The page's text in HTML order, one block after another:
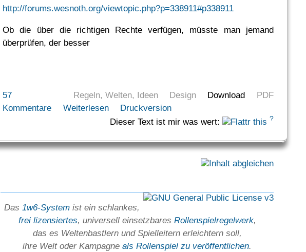
http://forums.wesnoth.org/viewtopic.php?p=338911#p338911
Ob die über die richtigen Rechte verfügen, müsste man jemand
überprüfen, der besser
Regeln, Welten, Ideen Design Download PDF
57
Kommentare
Weiterlesen
Druckversion
Dieser Text ist mir was wert:
?
Das 1w6-System ist ein schlankes,
frei lizensiertes, universell einsetz­bares Rollen­spielregel­werk,
das es Welten­bastlern und Spiel­leitern erleichtern soll,
ihre Welt oder Kam­pagne als Rollenspiel zu ver­öffent­lichen.